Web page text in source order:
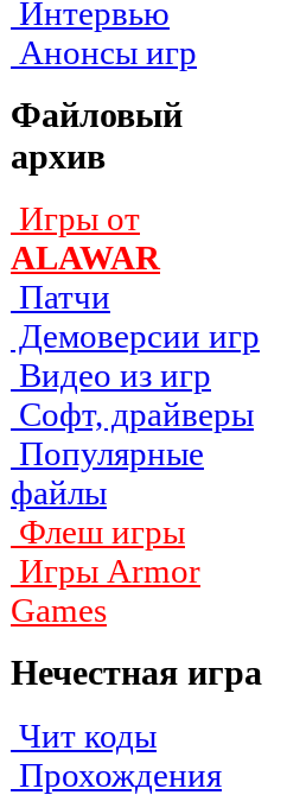
Интервью
Анонсы игр
Файловый
архив
Игры от
ALAWAR
Патчи
Демоверсии игр
Видео из игр
Софт, драйверы
Популярные
файлы
Флеш игры
Игры Armor
Games
Нечестная игра
Чит коды
Прохождения